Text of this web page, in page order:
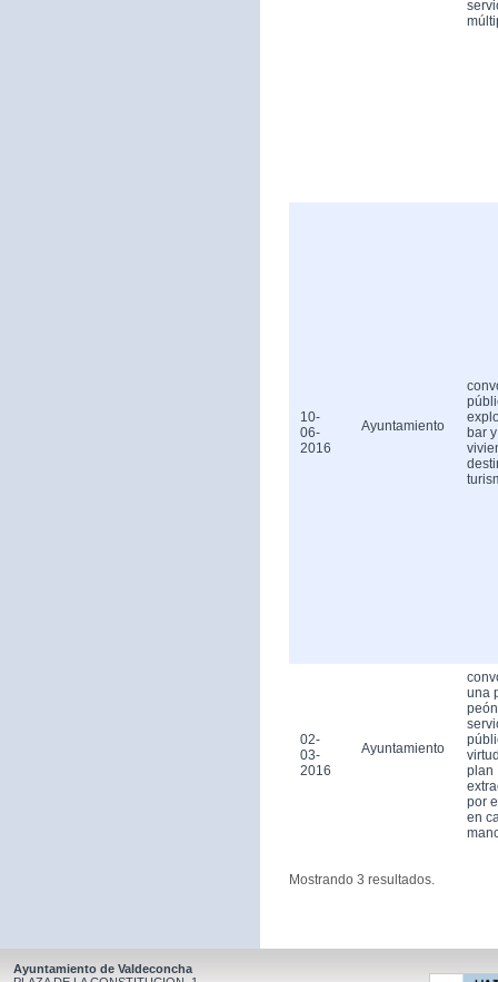
10-
06-
2016
Ayuntamiento
bar
02-
03-
2016
Ayuntamiento
una
peón
plan
por
en
Mostrando 3 resultados.
Ayuntamiento de Valdeconcha